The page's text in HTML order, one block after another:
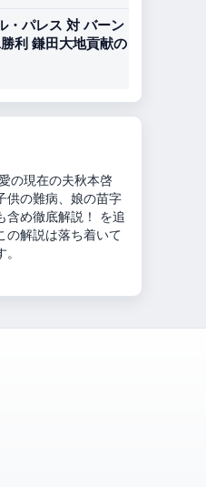
・パレス 対 バーン
利 鎌田大地貢献の
は？何をした人か徹
帝国建国、妻・子
物とヤサの秘密！
ります。ライブ更新